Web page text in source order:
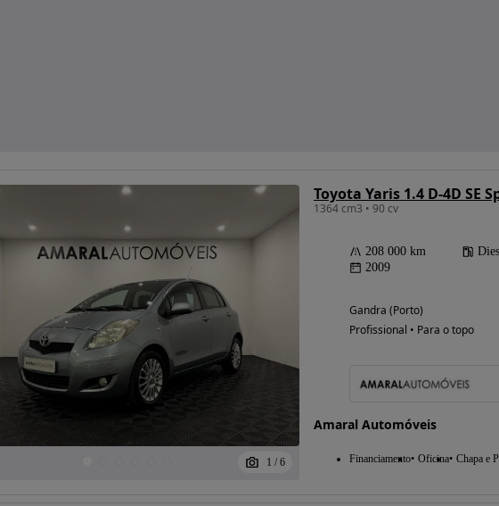
1 / 6
Toyota Yaris 1.4 D-4D SE
1364 cm3 • 90 cv
208 000 km
2009
Gandra (Porto)
Profissional • Para o topo
Amaral Automóveis
Financiamento Oficina Chapa e